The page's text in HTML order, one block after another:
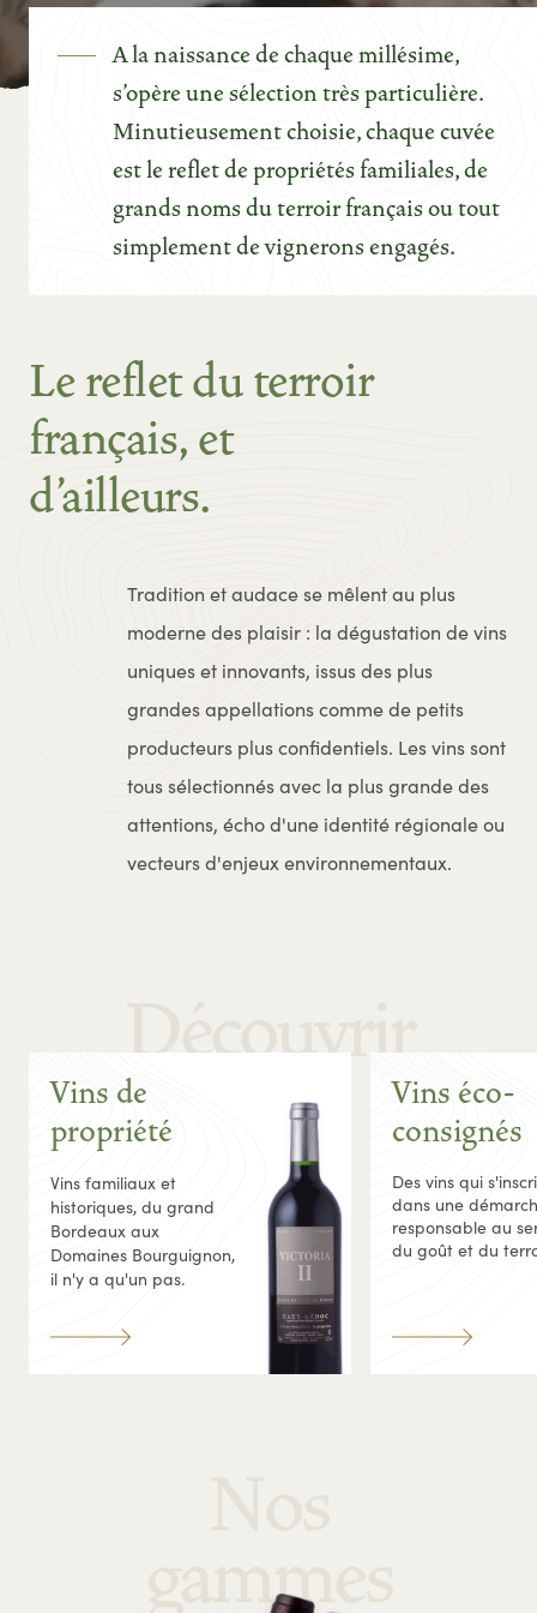
A la naissance de chaque millésime,
s'opère une sélection très particulière.
Minutieusement choisie, chaque cuvée
est le reflet de propriétés familiales, de
grands noms du terroir français ou tout
simplement de vignerons engagés.
Le reflet du terroir
français, et
d'ailleurs.
Tradition et audace se mêlent au plus
moderne des plaisir : la dégustation de vins
uniques et innovants, issus des plus
grandes appellations comme de petits
producteurs plus confidentiels. Les vins sont
tous sélectionnés avec la plus grande des
attentions, écho d'une identité régionale ou
vecteurs d'enjeux environnementaux.
Découvrir
Vins de
propriété
Vins familiaux et
historiques, du grand
Bordeaux aux
Domaines Bourguignon,
il n'y a qu'un pas.
Vins éco-
consignés
Des vins qui
dans une
responsable au
du goût et du
gammes